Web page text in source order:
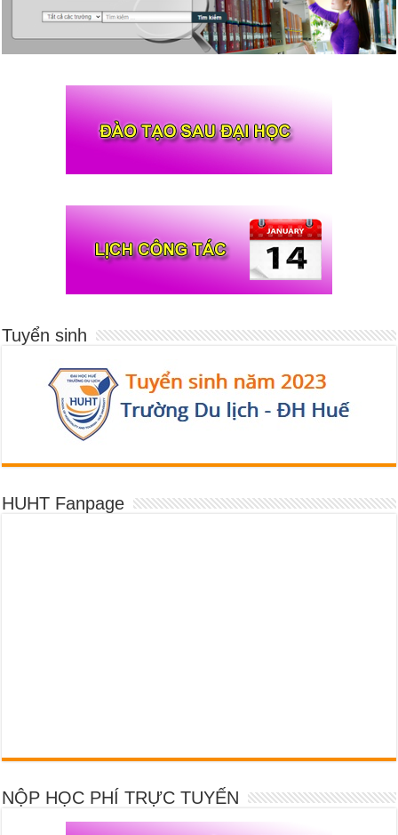
Tuyển sinh
HUHT Fanpage
NỘP HỌC PHÍ TRỰC TUYẾN